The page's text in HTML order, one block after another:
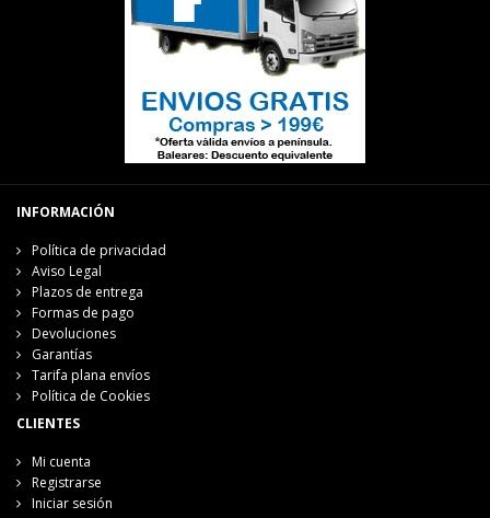
INFORMACIÓN
Política de privacidad
Aviso Legal
Plazos de entrega
Formas de pago
Devoluciones
Garantías
Tarifa plana envíos
Política de Cookies
CLIENTES
Mi cuenta
Registrarse
Iniciar sesión